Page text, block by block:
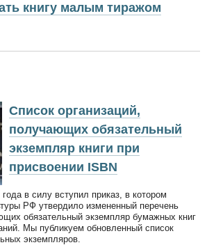
книгу малым тиражом
Список организаций,
получающих обязательный
экземпляр книги при
присвоении ISBN
в силу вступил приказ, в котором
РФ утвердило измененный перечень
обязательный экземпляр бумажных книг
Мы публикуем обновленный список
экземпляров.